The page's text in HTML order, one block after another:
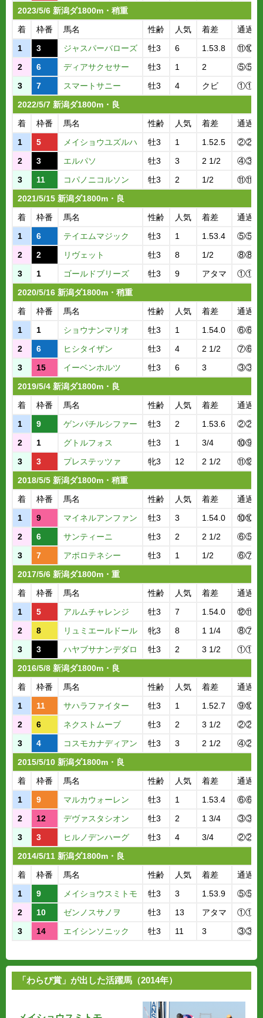
2023/5/6 新潟ダ1800m・稍重
着
枠番 馬名 性齢 人気 着差
通過順
1
3 ジャスパーバローズ 牡3 6 1.53.8
2
6 ディアサクセサー 牡3 1 2
3
7 スマートサニー 牡3 4 クビ
2022/5/7 新潟ダ1800m・良
着
枠番 馬名 性齢 人気 着差
通過順
1
5 メイショウユズルハ 牡3 1 1.52.5
2
3 エルパソ 牡3 3 2 1/2
3
11 コパノニコルソン 牡3 2 1/2
2021/5/15 新潟ダ1800m・良
着
枠番 馬名 性齢 人気 着差
通過順
1
6 テイエムマジック 牡3 1 1.53.4
2
2 リヴェット 牡3 8 1/2
3
1 ゴールドブリーズ 牡3 9 アタマ
2020/5/16 新潟ダ1800m・稍重
着
枠番 馬名 性齢 人気 着差
通過順
1
1 ショウナンマリオ 牡3 1 1.54.0
2
6 ヒシタイザン 牡3 4 2 1/2
3
15 イーベンホルツ 牡3 6 3
2019/5/4 新潟ダ1800m・良
着
枠番 馬名 性齢 人気 着差
通過順
1
9 ゲンパチルシファー 牡3 2 1.53.6
2
1 グトルフォス 牡3 1 3/4
3
3 プレステッツァ 牝3 12 2 1/2
2018/5/5 新潟ダ1800m・稍重
着
枠番 馬名 性齢 人気 着差
通過順
1
9 マイネルアンファン 牡3 3 1.54.0
2
6 サンティーニ 牡3 2 2 1/2
3
7 アポロテネシー 牡3 1 1/2
2017/5/6 新潟ダ1800m・重
着
枠番 馬名 性齢 人気 着差
通過順
1
5 アルムチャレンジ 牡3 7 1.54.0
2
8 リュミエールドール 牝3 8 1 1/4
3
3 ハヤブサナンデダロ 牡3 2 3 1/2
2016/5/8 新潟ダ1800m・良
着
枠番 馬名 性齢 人気 着差
通過順
1
11 サハラファイター 牡3 1 1.52.7
2
6 ネクストムーブ 牡3 2 3 1/2
3
4 コスモカナディアン 牡3 3 2 1/2
2015/5/10 新潟ダ1800m・良
着
枠番 馬名 性齢 人気 着差
通過順
1
9 マルカウォーレン 牡3 1 1.53.4
2
12 デヴァスタシオン 牡3 2 1 3/4
3
3 ヒルノデンハーグ 牡3 4 3/4
2014/5/11 新潟ダ1800m・良
着
枠番 馬名 性齢 人気 着差
通過順
1
9 メイショウスミトモ 牡3 3 1.53.9
2
10 ゼンノスサノヲ 牡3 13 アタマ
3
14 エイシンソニック 牡3 11 3
「わらび賞」が出した活躍馬（2014年）